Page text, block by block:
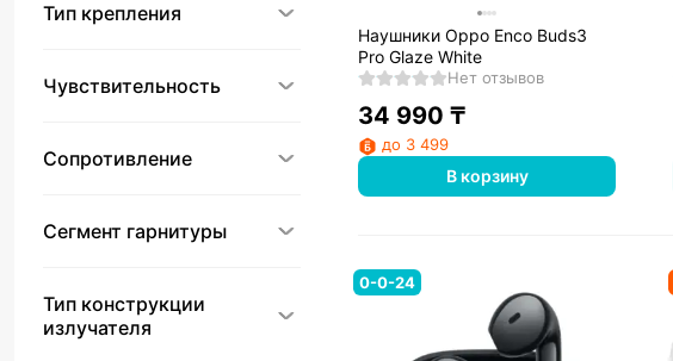
Тип крепления
Чувствительность
Сопротивление
Сегмент гарнитуры
Тип конструкции
излучателя
Наушники Орро Enco Buds3
Pro Glaze White
Нет отзывов
34 990 ₸
до 3 499
В корзину
0-0-24